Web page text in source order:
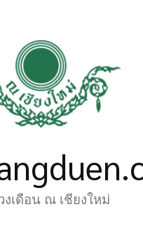
งเดือน ณ เชียงใหม่